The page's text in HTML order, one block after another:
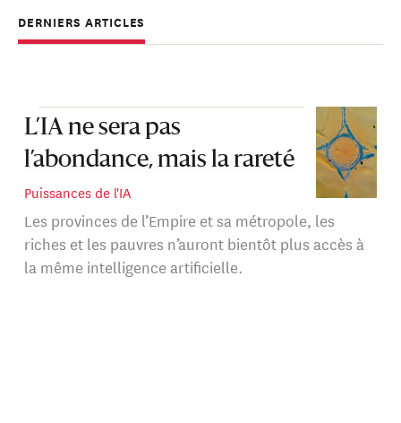
domaine. Actuellement Fellow au sein de l’équipe
Technologie et Affaires internationales de la Carnegie
technologiques, occupant divers postes au sein des
institutions politiques allemande et européenne.
DERNIERS ARTICLES
L’IA ne sera pas
l’abondance, mais la rareté
Puissances de l'IA
Les provinces de l’Empire et sa métropole, les
riches et les pauvres n’auront bientôt plus accès à
la même intelligence artificielle.